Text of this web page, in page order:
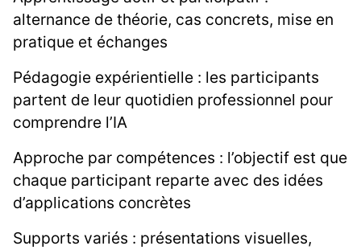
alternance de théorie, cas concrets, mise en
pratique et échanges
Pédagogie expérientielle : les participants
partent de leur quotidien professionnel pour
comprendre l’IA
Approche par compétences : l’objectif est que
chaque participant reparte avec des idées
d’applications concrètes
Supports variés : présentations visuelles,